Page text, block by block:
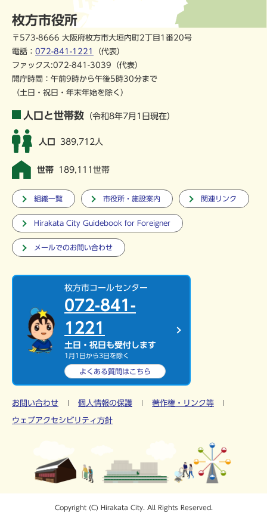
枚方市役所
〒573-8666 大阪府枚方市大垣内町2丁目1番20号
電話： 072-841-1221
（代表）
ファックス:072-841-3039（代表）
開庁時間：午前9時から午後5時30分まで
（土日・祝日・年末年始を除く）
人口と世帯数 （令和8年7月1日現在）
人口 389,712人
世帯 189,111世帯
組織一覧 市役所・施設案内 関連リンク
Hirakata City Guidebook for Foreigner
メールでのお問い合わせ
枚方市コールセンター
072-841-
1221
土日・祝日も受付します
1月1日から3日を除く
よくある質問はこちら
お問い合わせ 個人情報の保護 著作権・リンク等
ウェブアクセシビリティ方針
Copyright (C) Hirakata City. All Rights Reserved.